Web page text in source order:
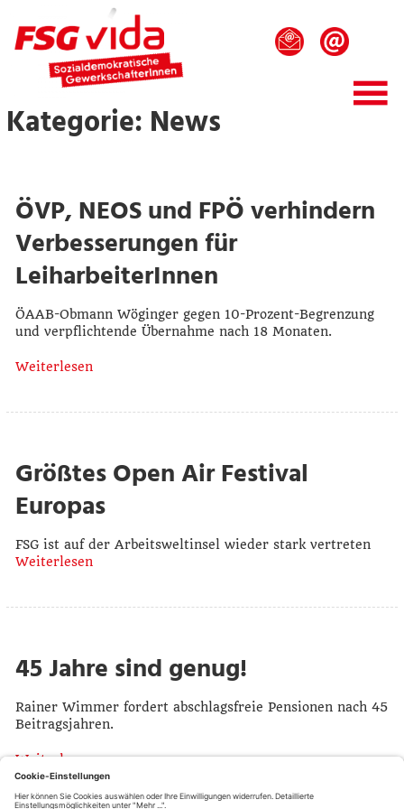
Kategorie: News
ÖVP, NEOS und FPÖ verhindern
Verbesserungen für
LeiharbeiterInnen
ÖAAB-Obmann Wöginger gegen 10-Prozent-Begrenzung
und verpflichtende Übernahme nach 18 Monaten.
Weiterlesen
Größtes Open Air Festival
Europas
FSG ist auf der Arbeitsweltinsel wieder stark vertreten
Weiterlesen
45 Jahre sind genug!
Rainer Wimmer fordert abschlagsfreie Pensionen nach 45
Beitragsjahren.
Weiterlesen